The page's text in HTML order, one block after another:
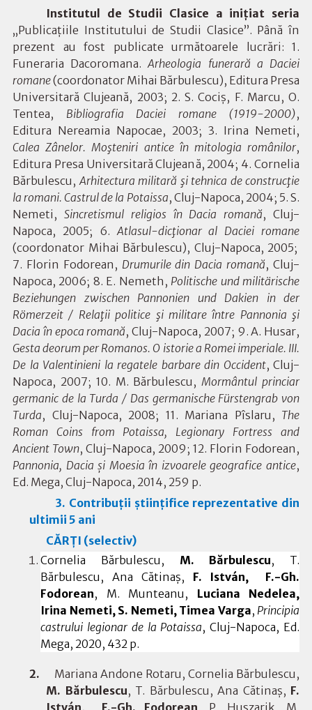
Institutul de Studii Clasice a iniţiat seria
„Publicaţiile Institutului de Studii Clasice”. Până în
prezent au fost publicate următoarele lucrări: 1.
Funeraria Dacoromana.Arheologia funerară a Daciei
romane(coordonator Mihai Bărbulescu), Editura Presa
Universitară Clujeană, 2003; 2. S. Cociş, F. Marcu, O.
Tentea, Bibliografia Daciei romane (1919-2000),
Editura Nereamia Napocae, 2003; 3. Irina Nemeti,
Calea Zânelor. Moşteniri antice în mitologia românilor,
Editura Presa Universitară Clujeană, 2004; 4. Cornelia
Bărbulescu, Arhitectura militară şi tehnica de construcţie
la romani. Castrul de la Potaissa, Cluj-Napoca, 2004; 5. S.
Nemeti, Sincretismul religios în Dacia romană, Cluj-
Napoca, 2005; 6. Atlasul-dicţionar al Daciei romane
(coordonator Mihai Bărbulescu), Cluj-Napoca, 2005;
7. Florin Fodorean, Drumurile din Dacia romană, Cluj-
Napoca, 2006; 8. E. Nemeth, Politische und militärische
Beziehungen zwischen Pannonien und Dakien in der
Römerzeit / Relaţii politice şi militare între Pannonia şi
Dacia în epoca romană, Cluj-Napoca, 2007; 9.A. Husar,
Gesta deorum per Romanos. O istorie a Romei imperiale. III.
De la Valentinieni la regatele barbare din Occident, Cluj-
Napoca, 2007; 10. M. Bărbulescu, Mormântul princiar
germanic de la Turda / Das germanische Fürstengrab von
Turda, Cluj-Napoca, 2008; 11. Mariana Pîslaru, The
Roman Coins from Potaissa, Legionary Fortress and
Ancient Town, Cluj-Napoca, 2009; 12. Florin Fodorean,
Pannonia, Dacia şi Moesia în izvoarele geografice antice,
Ed. Mega, Cluj-Napoca, 2014, 259 p.
3. Contribuții științifice reprezentative din
ultimii 5 ani
CĂRȚI (selectiv)
Cornelia Bărbulescu, M. Bărbulescu, T.
Bărbulescu, Ana Cătinaș, F. István,
F.-Gh.
Fodorean, M. Munteanu, Luciana Nedelea,
Irina Nemeti, S. Nemeti, Timea Varga, Principia
castrului legionar de la Potaissa, Cluj-Napoca, Ed.
Mega, 2020, 432 p.
2.
Mariana Andone Rotaru, Cornelia Bărbulescu,
M. Bărbulescu, T. Bărbulescu, Ana Cătinaș, F.
István,
F.-Gh. Fodorean , P. Huszarik, M.